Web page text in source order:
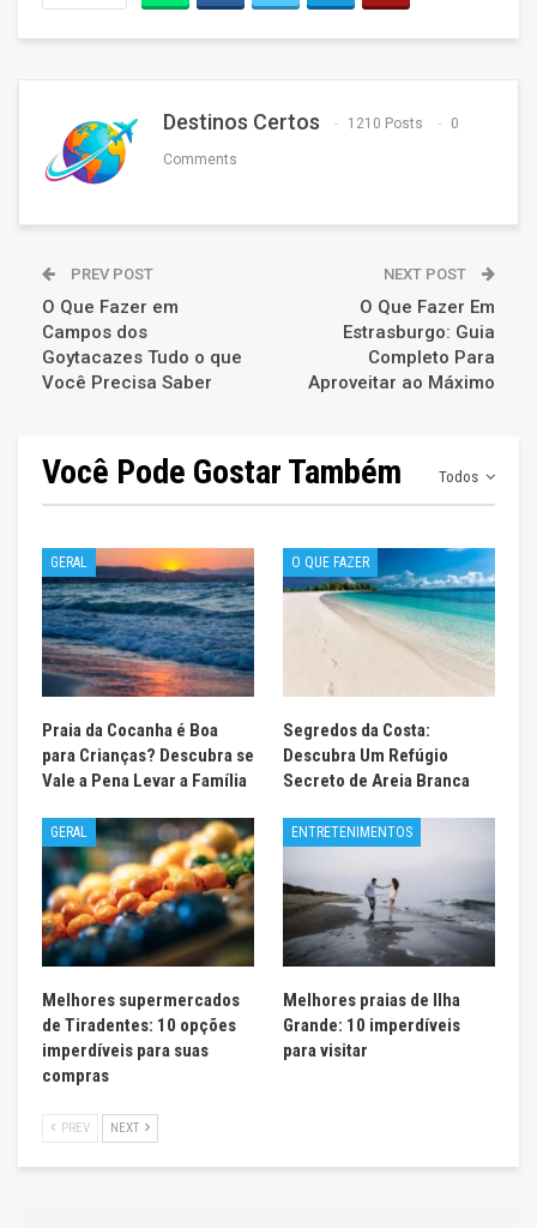
Destinos Certos 1210 Posts 0
Comments
PREV POST
O Que Fazer em
Campos dos
Goytacazes Tudo o que
Você Precisa Saber
NEXT POST
O Que Fazer Em
Estrasburgo: Guia
Completo Para
Aproveitar ao Máximo
Todos
Você Pode Gostar Também
GERAL
Praia da Cocanha é Boa
para Crianças? Descubra se
Vale a Pena Levar a Família
O QUE FAZER
Segredos da Costa:
Descubra Um Refúgio
Secreto de Areia Branca
GERAL
Melhores supermercados
de Tiradentes: 10 opções
imperdíveis para suas
compras
ENTRETENIMENTOS
Melhores praias de Ilha
Grande: 10 imperdíveis
para visitar
PREV NEXT